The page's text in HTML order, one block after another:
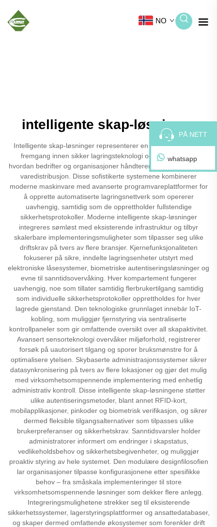
NO
intelligente skap-løsninger
Intelligente skap-løsninger representerer en revolusjonerende
fremgang innen sikker lagringsteknologi og transformerer
hvordan bedrifter og organisasjoner håndterer tilgangskontroll og
varedistribusjon. Disse sofistikerte systemene kombinerer
moderne maskinvare med avanserte programvareplattformer for
å opprette automatiserte lagringsnettverk som opererer
uavhengig, samtidig som de opprettholder fullstendige
sikkerhetsprotokoller. Moderne intelligente skap-løsninger
integreres sømløst med eksisterende infrastruktur og tilbyr
skalerbare implementeringsmuligheter som tilpasser seg ulike
driftskrav på tvers av flere bransjer. Kjernefunksjonaliteten
fokuserer på sikre, inndelte lagringsenheter utstyrt med
elektroniske låsesystemer, biometriske autentiseringsløsninger og
evne til sanntidsovervåking. Hver kompartement fungerer
uavhengig, noe som tillater samtidig flerbrukertilgang samtidig
som individuelle sikkerhetsprotokoller opprettholdes for hver
lagrede gjenstand. Den teknologiske grunnlaget innebär IoT-
kobling, som muliggjør fjernstyring via sentraliserte
kontrollpaneler som gir omfattende oversikt over all skapaktivitet.
Avansert sensorteknologi overvåker miljøforhold, registrerer
forsøk på uautorisert tilgang og sporer bruksmønstre for å
optimalisere ytelsen. Skybaserte administrasjonssystemer sikrer
datasynkronisering på tvers av flere lokasjoner og gjør det mulig
med virksomhetsomspennende implementering med enhetlig
administrativ kontroll. Disse intelligente skap-løsningene støtter
ulike autentiseringsmetoder, blant annet RFID-kort,
mobilapplikasjoner, pinkoder og biometrisk verifikasjon, og sikrer
dermed fleksible tilgangsalternativer som tilpasses ulike
brukerpreferanser og sikkerhetskrav. Sanntidsvarsler holder
administratorer informert om endringer i skapstatus,
vedlikeholdsbehov og sikkerhetsbegivenheter, og muliggjør
proaktiv styring av hele systemet. Den modulære designfilosofien
lar organisasjoner tilpasse konfigurasjonene etter spesifikke
behov – fra småskala implementeringer til store
virksomhetsomspennende løsninger som dekker flere anlegg.
Integreringsmulighetene strekker seg til eksisterende
sikkerhetssystemer, lagerstyringsplattformer og ansattedatabaser,
og skaper dermed omfattende økosystemer som forenkler drift
PÅ NETT
whatsapp